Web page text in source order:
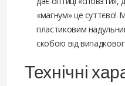
«магнум» це суттєво!
пластиковим
скобою від
Технічні